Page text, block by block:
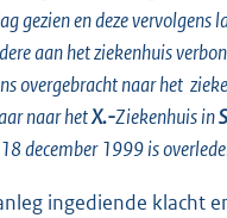
gezien en deze vervolgens
aan het ziekenhuis
overgebracht naar het
naar hetX.-Ziekenhuis in
december 1999 is
ingediende klacht